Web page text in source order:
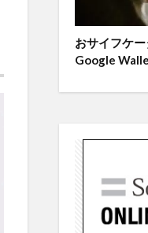
おサイフケー
Google